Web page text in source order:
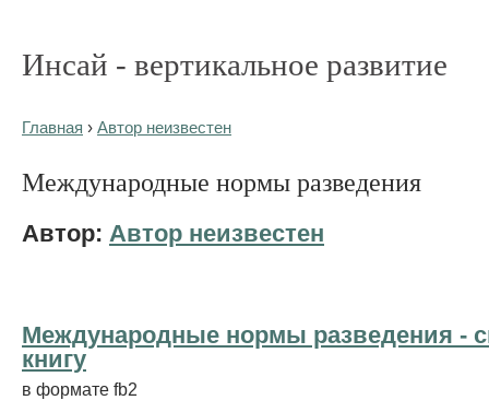
Инсай - вертикальное развитие
Главная › Автор неизвестен
Международные нормы разведения
Автор: Автор неизвестен
Международные нормы разведения -
книгу
в формате fb2